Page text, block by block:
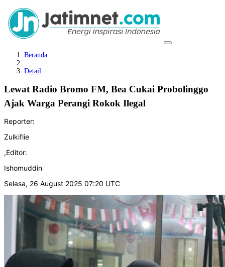
Beranda
Detail
‎Lewat Radio Bromo FM, Bea Cukai Probolinggo
Ajak Warga Perangi Rokok Ilegal
Reporter:
Zulkiflie
,Editor:
Ishomuddin
Selasa, 26 August 2025 07:20 UTC